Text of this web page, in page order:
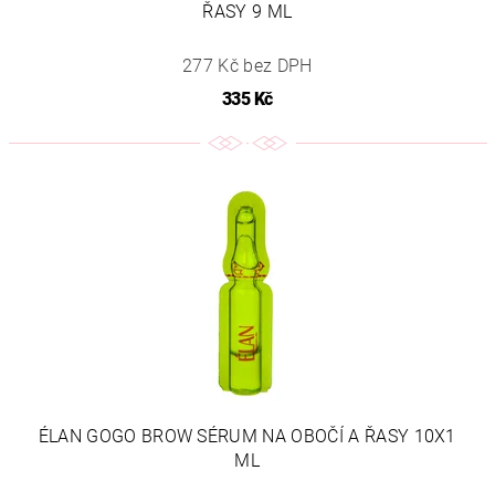
ŘASY 9 ML
277 Kč bez DPH
335 Kč
ÉLAN GOGO BROW SÉRUM NA OBOČÍ A ŘASY 10X1
ML